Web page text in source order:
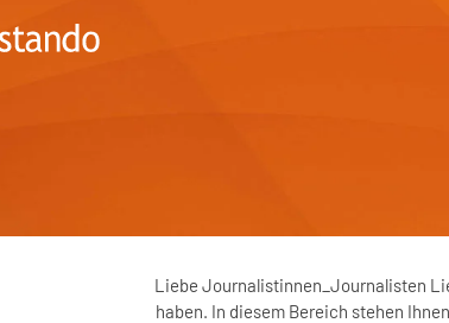
Liebe Journalistinnen_Journalisten
haben. In diesem Bereich stehen